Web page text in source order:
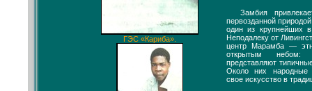
ГЭС «Кариба».
Замбия
первозданной
один из крупнейших
Неподалеку от
центр Марамба —
открытым
представляют
Около них народные
свое искусство в